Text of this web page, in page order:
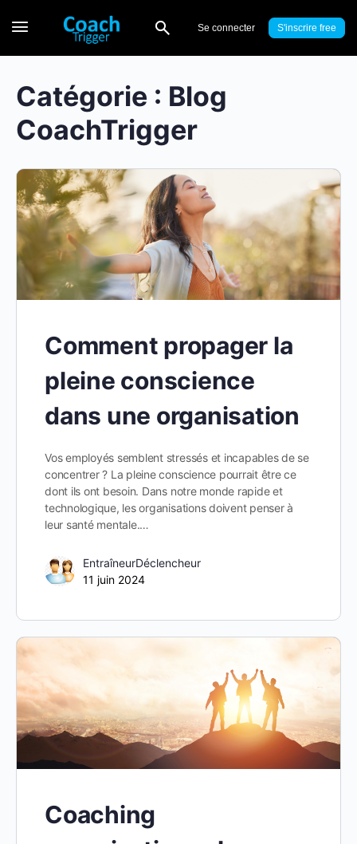
Se connecter S'inscrire
Catégorie : Blog
CoachTrigger
Comment propager la
pleine conscience
dans une organisation
Vos employés semblent stressés et incapables de se
concentrer ? La pleine conscience pourrait être ce
dont ils ont besoin. Dans notre monde rapide et
technologique, les organisations doivent penser à
leur santé mentale.…
EntraîneurDéclencheur
11 juin 2024
Coaching